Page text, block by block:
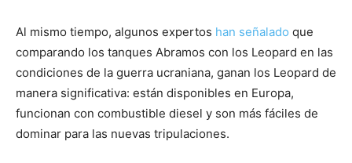
Al mismo tiempo, algunos expertos han señalado que
comparando los tanques Abramos con los Leopard en las
condiciones de la guerra ucraniana, ganan los Leopard de
manera significativa: están disponibles en Europa,
funcionan con combustible diesel y son más fáciles de
dominar para las nuevas tripulaciones.